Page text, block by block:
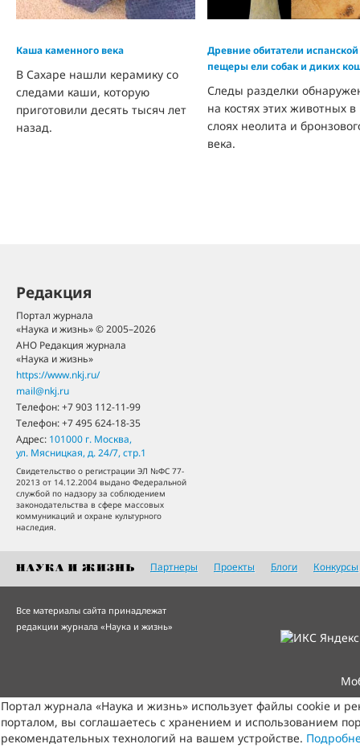
Каша каменного века
В Сахаре нашли керамику со
следами каши, которую
приготовили десять тысяч лет
назад.
Древние обитатели испанской
пещеры ели собак и диких
Следы разделки
на костях этих животных в
слоях неолита и
века.
Редакция
Портал журнала
«Наука и жизнь» © 2005–2026
АНО Редакция журнала
«Наука и жизнь»
https://www.nkj.ru/
mail@nkj.ru
Телефон:+7 903 112-11-99
Телефон:+7 495 624-18-35
Адрес: 101000 г. Москва,
ул. Мясницкая, д. 24/7, стр.1
Свидетельство о регистрации ЭЛ №ФС 77-
20213 от 14.12.2004 выдано Федеральной
службой по надзору за соблюдением
законодательства в сфере массовых
коммуникаций и охране культурного
наследия.
Партнеры Проекты Блоги Конкурсы
Все материалы сайта принадлежат
редакции журнала «Наука и жизнь»
Портал журнала «Наука и жизнь» использует файлы cookie и
порталом, вы соглашаетесь с хранением и использованием
рекомендательных технологий на вашем устройстве.